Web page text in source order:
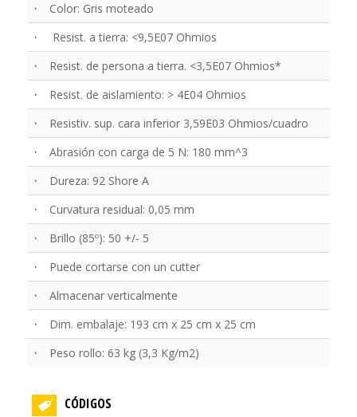
·
Color: Gris moteado
·
Resist. a tierra: <9,5E07 Ohmios
·
Resist. de persona a tierra. <3,5E07 Ohmios*
·
Resist. de aislamiento: > 4E04 Ohmios
·
Resistiv. sup. cara inferior 3,59E03 Ohmios/cuadro
·
Abrasión con carga de 5 N: 180 mm^3
·
Dureza: 92 Shore A
·
Curvatura residual: 0,05 mm
·
Brillo (85º): 50 +/- 5
·
Puede cortarse con un cutter
·
Almacenar verticalmente
·
Dim. embalaje: 193 cm x 25 cm x 25 cm
·
Peso rollo: 63 kg (3,3 Kg/m2)
CÓDIGOS